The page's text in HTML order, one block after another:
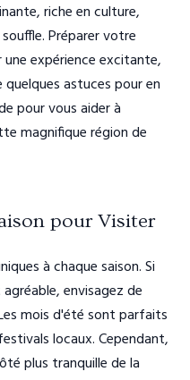
riche en culture,
Préparer votre
expérience excitante,
astuces pour en
pour vous aider à
magnifique région de
pour Visiter
à chaque saison. Si
envisagez de
mois d'été sont parfaits
locaux. Cependant,
plus tranquille de la